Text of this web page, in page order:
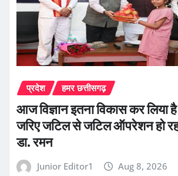
प्रदेश हमर छत्तीसगढ़
आज विज्ञान इतना विकास कर लिया
जरिए जटिल से जटिल ऑपरेशन हो
डा. रमन
Junior Editor1 Aug 8, 2026